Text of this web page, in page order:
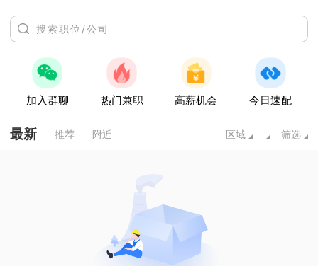
加入群聊 热门兼职 高薪机会 今日速配
最新 推荐 附近 区域 筛选